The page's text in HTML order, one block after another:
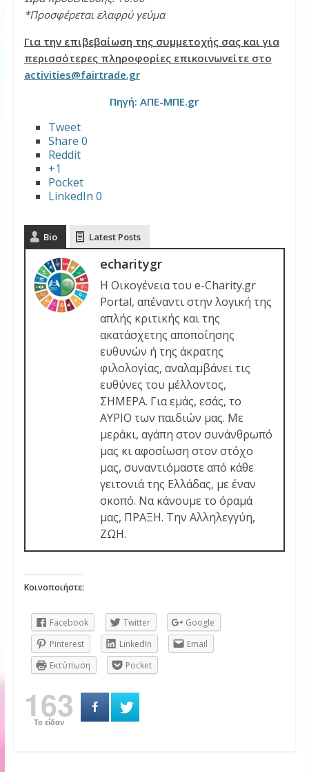
*Προσφέρεται ελαφρύ γεύμα
Για την επιβεβαίωση της συμμετοχής σας και για
περισσότερες πληροφορίες επικοινωνείτε στο
activities@fairtrade.gr
Πηγή: ΑΠΕ-ΜΠΕ.gr
Tweet
Share 0
Reddit
+1
Pocket
LinkedIn 0
Bio Latest Posts
echaritygr
Η Οικογένεια του e-Charity.gr
Portal, απέναντι στην λογική της
απλής κριτικής και της
ακατάσχετης αποποίησης
ευθυνών ή της άκρατης
φιλολογίας, αναλαμβάνει τις
ευθύνες του μέλλοντος,
ΣΗΜΕΡΑ. Για εμάς, εσάς, το
ΑΥΡΙΟ των παιδιών μας. Με
μεράκι, αγάπη στον συνάνθρωπό
μας κι αφοσίωση στον στόχο
μας, συναντιόμαστε από κάθε
γειτονιά της Ελλάδας, με έναν
σκοπό. Να κάνουμε το όραμά
μας, ΠΡΑΞΗ. Την Αλληλεγγύη,
ΖΩΗ.
Κοινοποιήστε:
Facebook Twitter
Google
Pinterest
LinkedIn
Email
Εκτύπωση
Pocket
163
Το είδαν